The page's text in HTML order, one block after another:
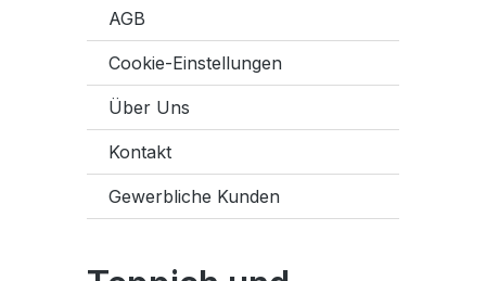
AGB
Cookie-Einstellungen
Über Uns
Kontakt
Gewerbliche Kunden